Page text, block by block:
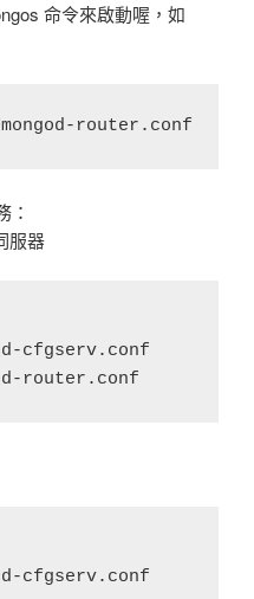
命令來啟動喔，如
：
服器
cfgserv.conf